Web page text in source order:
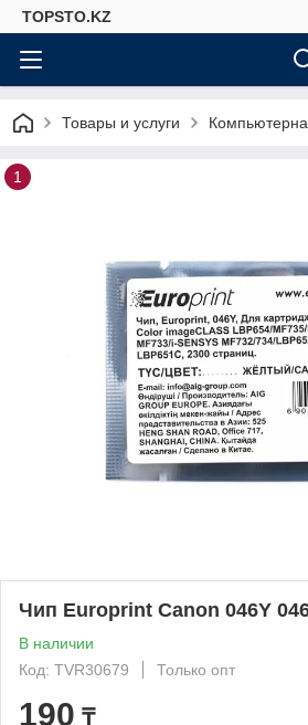
TOPSTO.KZ
Товары и услуги
1
Чип Europrint Canon 046Y
В наличии
Код: TVR30679
Только опт
190 ₸